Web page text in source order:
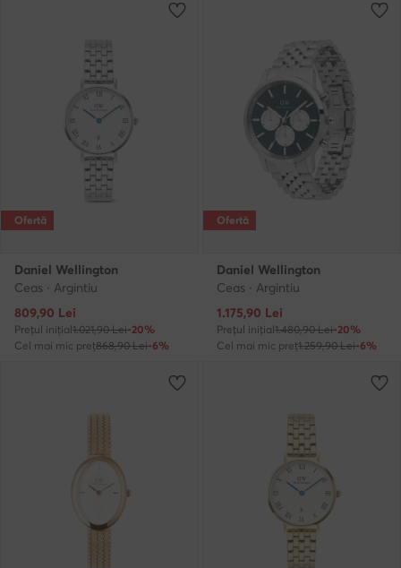
Ofertă
Daniel Wellington
Ceas · Argintiu
Prețul actual
809,90 Lei
Prețul inițial1.021,90 Lei-20%
Cel mai mic preț868,90 Lei-6%
Ofertă
Daniel Wellington
Ceas · Argintiu
Prețul actual
1.175,90 Lei
Prețul inițial1.480,90 Lei-20%
Cel mai mic preț1.259,90 Lei-6%